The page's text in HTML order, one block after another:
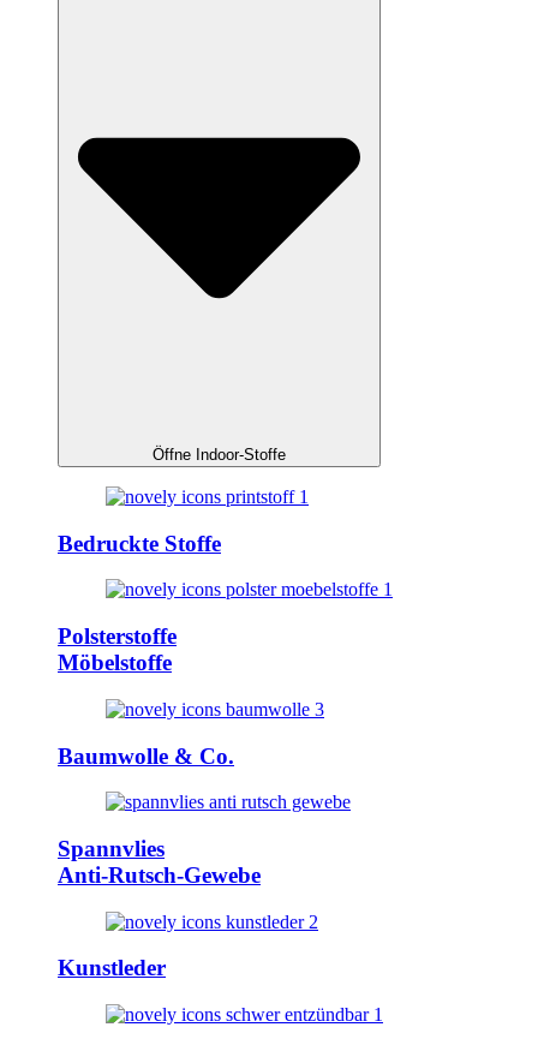
Öffne Indoor-Stoffe
Bedruckte Stoffe
Polsterstoffe
Möbelstoffe
Baumwolle & Co.
Spannvlies
Anti-Rutsch-Gewebe
Kunstleder